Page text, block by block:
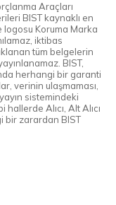
Araçları
BIST kaynaklı en
logosu Koruma Marka
iktibas
tüm belgelerin
BIST,
herhangi bir garanti
verinin ulaşmaması,
sistemindeki
Alıcı, Alt Alıcı
bir zarardan BIST